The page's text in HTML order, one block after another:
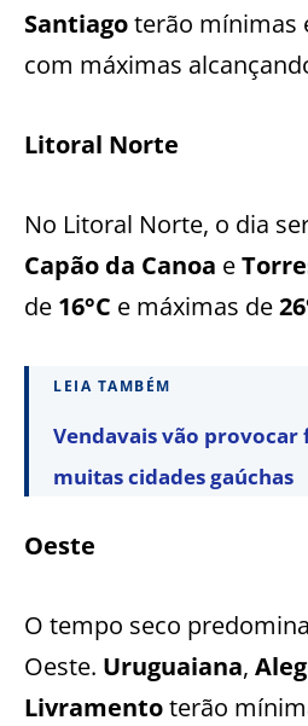
Santiagoterão mínimas
com máximas
Litoral Norte
No Litoral Norte, o dia
Capão da Canoa e
de 16°C e máximas de
LEIA TAMBÉM
Vendavais vão provocar
muitas cidades gaúchas
Oeste
O tempo seco
Oeste. Uruguaiana,
Livramentoterão